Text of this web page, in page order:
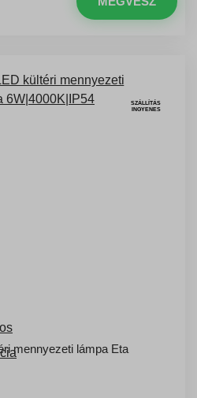
SZÁLLÍTÁS
INGYENES
mennyezeti lámpa Eta